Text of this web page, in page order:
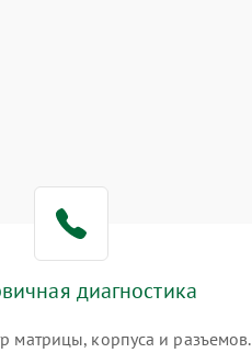
диагностика
матрицы, корпуса и разъемов.